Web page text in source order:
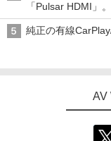
「Pulsar HDMI」
純正の有線
AV